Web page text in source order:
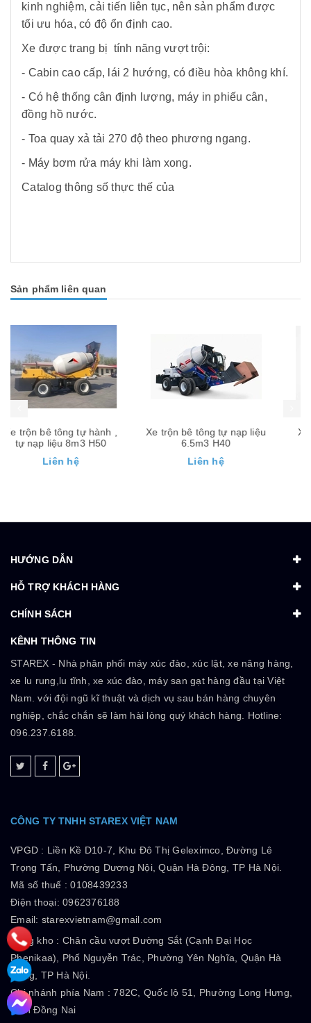
kinh nghiệm, cải tiến liên tục, nên sản phẩm được
tối ưu hóa, có độ ổn định cao.
Xe được trang bị tính năng vượt trội:
- Cabin cao cấp, lái 2 hướng, có điều hòa không khí.
- Có hệ thống cân định lượng, máy in phiếu cân,
đồng hồ nước.
- Toa quay xả tải 270 độ theo phương ngang.
- Máy bơm rửa máy khi làm xong.
Catalog thông số thực thế của
Sản phẩm liên quan
Xe trộn bê tông tự nạp liệu
6.5m3 H40
Liên hệ
Xe trộn tự nạp liệu 4m3
H25
Liên hệ
HƯỚNG DẪN
HỖ TRỢ KHÁCH HÀNG
CHÍNH SÁCH
KÊNH THÔNG TIN
STAREX - Nhà phân phối máy xúc đào, xúc lật, xe nâng hàng,
xe lu rung,lu tĩnh, xe xúc đào, máy san gạt hàng đầu tại Việt
Nam. với đội ngũ kĩ thuật và dịch vụ sau bán hàng chuyên
nghiệp, chắc chắn sẽ làm hài lòng quý khách hàng. Hotline:
096.237.6188.
CÔNG TY TNHH STAREX VIỆT NAM
VPGD : Liền Kề D10-7, Khu Đô Thị Geleximco, Đường Lê
Trọng Tấn, Phường Dương Nội, Quận Hà Đông, TP Hà Nội.
Mã số thuế :0108439233
Điện thoại: 0962376188
Email: starexvietnam@gmail.com
Tổng kho : Chân cầu vượt Đường Sắt (Cạnh Đại Học
Phenikaa), Phố Nguyễn Trác, Phường Yên Nghĩa, Quận Hà
Đông, TP Hà Nội.
Chi nhánh phía Nam :782C, Quốc lộ 51, Phường Long Hưng,
Tỉnh Đồng Nai